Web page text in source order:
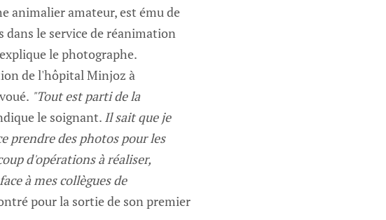
animalier amateur, est ému de
dans le service de réanimation
le photographe.
de l'hôpital Minjoz à
"Tout est parti de la
le soignant. Il sait que je
prendre des photos pour les
d'opérations à réaliser,
à mes collègues de
pour la sortie de son premier